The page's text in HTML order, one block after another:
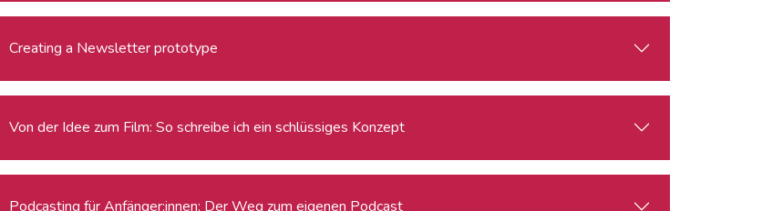
Creating a Newsletter prototype
Von der Idee zum Film: So schreibe ich ein schlüssiges Konzept
Podcasting für Anfänger:innen: Der Weg zum eigenen Podcast